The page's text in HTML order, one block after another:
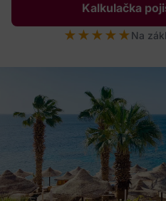
Kalkulačka
★★★★★Na